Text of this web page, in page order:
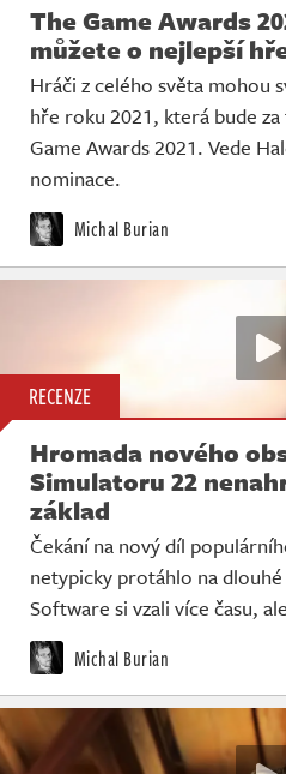
The Game Awards
můžete o nejlepší
Hráči z celého světa mohou
hře roku 2021, která bude za
Game Awards 2021. Vede
nominace.
Michal Burian
RECENZE
Hromada nového
Simulatoru 22
základ
Čekání na nový díl
netypicky protáhlo na
Software si vzali více času,
Michal Burian